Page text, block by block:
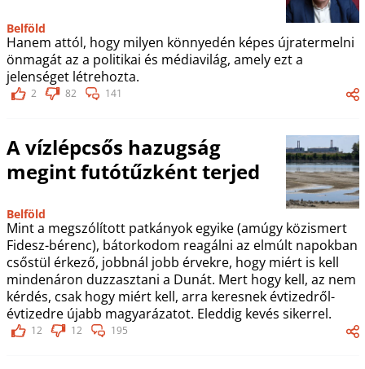
Belföld
Hanem attól, hogy milyen könnyedén képes újratermelni
önmagát az a politikai és médiavilág, amely ezt a
jelenséget létrehozta.
2 82 141
A vízlépcsős hazugság
megint futótűzként terjed
Belföld
Mint a megszólított patkányok egyike (amúgy közismert
Fidesz-bérenc), bátorkodom reagálni az elmúlt napokban
csőstül érkező, jobbnál jobb érvekre, hogy miért is kell
mindenáron duzzasztani a Dunát. Mert hogy kell, az nem
kérdés, csak hogy miért kell, arra keresnek évtizedről-
évtizedre újabb magyarázatot. Eleddig kevés sikerrel.
12 12 195